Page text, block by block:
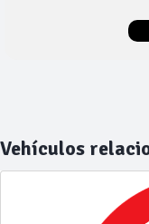
Vehículos